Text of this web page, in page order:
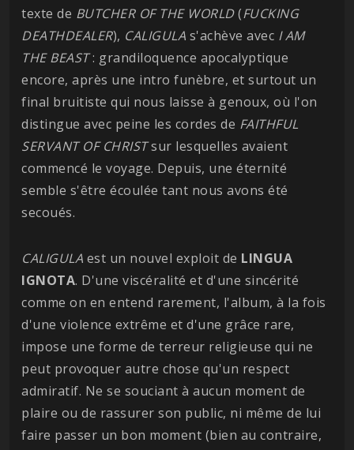
texte de BUTCHER OF THE WORLD(FUCKING
DEATHDEALER), CALIGULA s'achève avec I AM
THE BEAST: grandiloquence apocalyptique
encore, après une intro funèbre, et surtout un
final bruitiste qui nous laisse à genoux, où l'on
distingue avec peine les cordes de FAITHFUL
SERVANT OF CHRISTsur lesquelles avaient
commencé le voyage. Depuis, une éternité
semble s'être écoulée tant nous avons été
secoués.
CALIGULA est un nouvel exploit de LINGUA
IGNOTA. D'une viscéralité et d'une sincérité
comme on en entend rarement, l'album, à la fois
d'une violence extrême et d'une grâce rare,
impose une forme de terreur religieuse qui ne
peut provoquer autre chose qu'un respect
admiratif. Ne se souciant à aucun moment de
plaire ou de rassurer son public, ni même de lui
faire passer un bon moment (bien au contraire,